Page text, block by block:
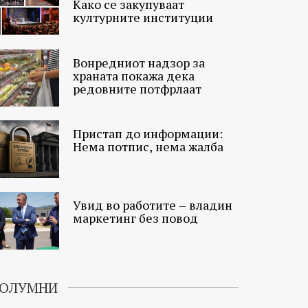
Како се закупуваат
културните институции
Вонредниот надзор за
храната покажа дека
редовните потфрлаат
Пристап до информации:
Нема потпис, нема жалба
Увид во работите – владин
маркетинг без повод